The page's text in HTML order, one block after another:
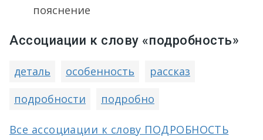
пояснение
Ассоциации к слову «подробность»
деталь особенность
рассказ
подробности
подробно
Все ассоциации к слову ПОДРОБНОСТЬ